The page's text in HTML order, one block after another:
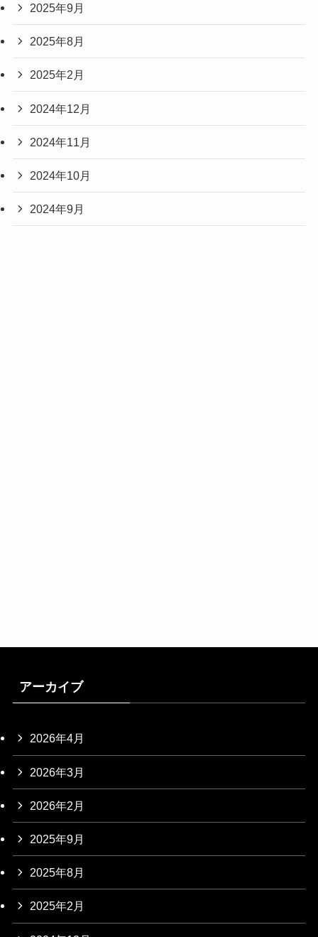
2025年9月
2025年8月
2025年2月
2024年12月
2024年11月
2024年10月
2024年9月
アーカイブ
2026年4月
2026年3月
2026年2月
2025年9月
2025年8月
2025年2月